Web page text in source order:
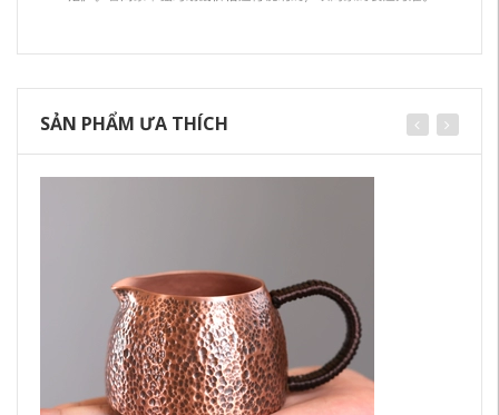
SẢN PHẨM ƯA THÍCH